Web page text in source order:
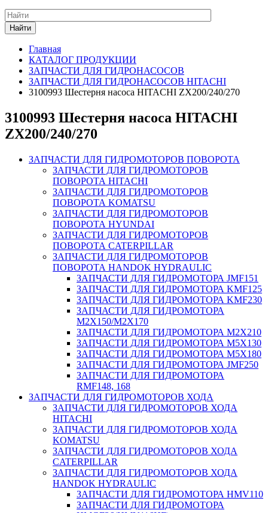
Найти
Главная
КАТАЛОГ ПРОДУКЦИИ
ЗАПЧАСТИ ДЛЯ ГИДРОНАСОСОВ
ЗАПЧАСТИ ДЛЯ ГИДРОНАСОСОВ HITACHI
3100993 Шестерня насоса HITACHI ZX200/240/270
3100993 Шестерня насоса HITACHI
ZX200/240/270
ЗАПЧАСТИ ДЛЯ ГИДРОМОТОРОВ ПОВОРОТА
ЗАПЧАСТИ ДЛЯ ГИДРОМОТОРОВ
ПОВОРОТА HITACHI
ЗАПЧАСТИ ДЛЯ ГИДРОМОТОРОВ
ПОВОРОТА KOMATSU
ЗАПЧАСТИ ДЛЯ ГИДРОМОТОРОВ
ПОВОРОТА HYUNDAI
ЗАПЧАСТИ ДЛЯ ГИДРОМОТОРОВ
ПОВОРОТА CATERPILLAR
ЗАПЧАСТИ ДЛЯ ГИДРОМОТОРОВ
ПОВОРОТА HANDOK HYDRAULIC
ЗАПЧАСТИ ДЛЯ ГИДРОМОТОРА JMF151
ЗАПЧАСТИ ДЛЯ ГИДРОМОТОРА KMF125
ЗАПЧАСТИ ДЛЯ ГИДРОМОТОРА KMF230
ЗАПЧАСТИ ДЛЯ ГИДРОМОТОРА
M2X150/M2X170
ЗАПЧАСТИ ДЛЯ ГИДРОМОТОРА M2X210
ЗАПЧАСТИ ДЛЯ ГИДРОМОТОРА M5X130
ЗАПЧАСТИ ДЛЯ ГИДРОМОТОРА M5X180
ЗАПЧАСТИ ДЛЯ ГИДРОМОТОРА JMF250
ЗАПЧАСТИ ДЛЯ ГИДРОМОТОРА
RMF148, 168
ЗАПЧАСТИ ДЛЯ ГИДРОМОТОРОВ ХОДА
ЗАПЧАСТИ ДЛЯ ГИДРОМОТОРОВ ХОДА
HITACHI
ЗАПЧАСТИ ДЛЯ ГИДРОМОТОРОВ ХОДА
KOMATSU
ЗАПЧАСТИ ДЛЯ ГИДРОМОТОРОВ ХОДА
CATERPILLAR
ЗАПЧАСТИ ДЛЯ ГИДРОМОТОРОВ ХОДА
HANDOK HYDRAULIC
ЗАПЧАСТИ ДЛЯ ГИДРОМОТОРА HMV110
ЗАПЧАСТИ ДЛЯ ГИДРОМОТОРА